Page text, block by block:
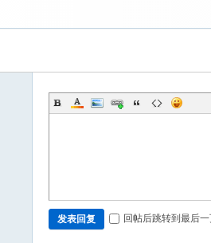
发表回复 回帖后跳转到最后